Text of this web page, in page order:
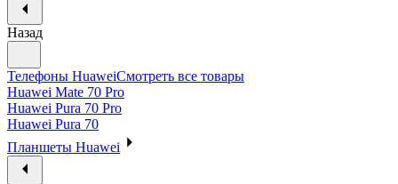
Назад
Телефоны HuaweiСмотреть все товары
Huawei Mate 70 Pro
Huawei Pura 70 Pro
Huawei Pura 70
Планшеты Huawei